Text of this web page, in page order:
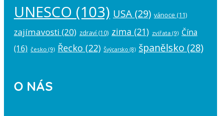
UNESCO (103) USA (29) vánoce (11)
zajímavosti (20) zdraví (10) zima (21) zvířata (9) Čína
(16) česko (9) Řecko (22) Švýcarsko (8) španělsko (28)
O NÁS